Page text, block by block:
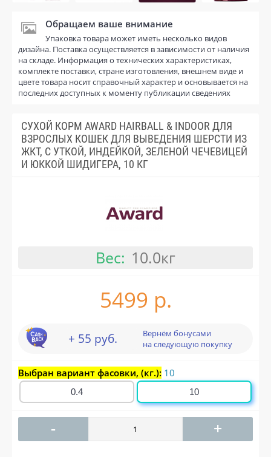
Обращаем ваше внимание
Упаковка товара может иметь несколько видов
дизайна. Поставка осуществляется в зависимости от наличия
на складе. Информация о технических характеристиках,
комплекте поставки, стране изготовления, внешнем виде и
цвете товара носит справочный характер и основывается на
последних доступных к моменту публикации сведениях
СУХОЙ КОРМ AWARD HAIRBALL & INDOOR ДЛЯ
ВЗРОСЛЫХ КОШЕК ДЛЯ ВЫВЕДЕНИЯ ШЕРСТИ ИЗ
ЖКТ, С УТКОЙ, ИНДЕЙКОЙ, ЗЕЛЕНОЙ ЧЕЧЕВИЦЕЙ
И ЮККОЙ ШИДИГЕРА, 10 КГ
Вес: 10.0кг
5499 р.
+ 55 руб.
Вернём бонусами
на следующую покупку
Выбран вариант фасовки, (кг.): 10
0.4 10
- +